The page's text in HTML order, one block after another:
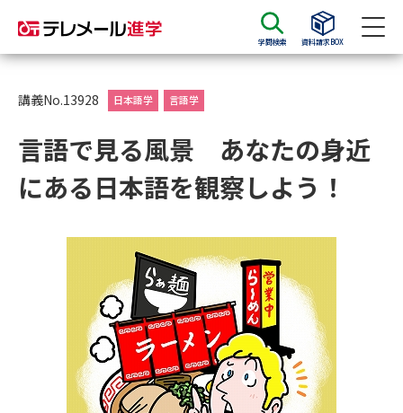
学問検索 資料請求BOX
資料請求
大学・短大の資料種類から請求
総合型選抜・学校推薦型選抜 募
大学入学共通テスト利用選抜の
募集要項＆願書
大学・短大以外の資料から請求
専門学校の資料請求 大学院の資料請求
講義No.13928 日本語学 言語学
言語で見る風景 あなたの身近
にある日本語を観察しよう！